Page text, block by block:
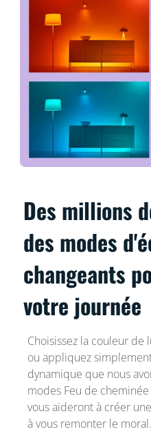
Des millions
des modes
changeants
votre journée
Choisissez la couleur
ou appliquez
dynamique que nous
modes Feu de
vous aideront à créer
à vous remonter le moral.